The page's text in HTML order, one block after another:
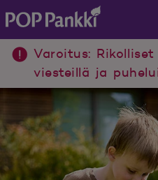
POP Pankki, etusivulle
Varoitus:
viesteillä ja